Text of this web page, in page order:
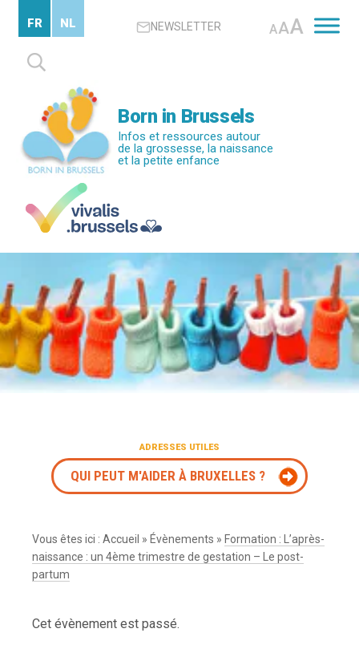
contenu
principal
NEWSLETTER AAA
Rechercher :
FR NL
Born in Brussels
Infos et ressources autour
de la grossesse, la naissance
et la petite enfance
ADRESSES UTILES
QUI PEUT M'AIDER À BRUXELLES ?
Vous êtes ici :Accueil » Évènements » Formation : L’après-
naissance : un 4ème trimestre de gestation – Le post-
partum
Cet évènement est passé.